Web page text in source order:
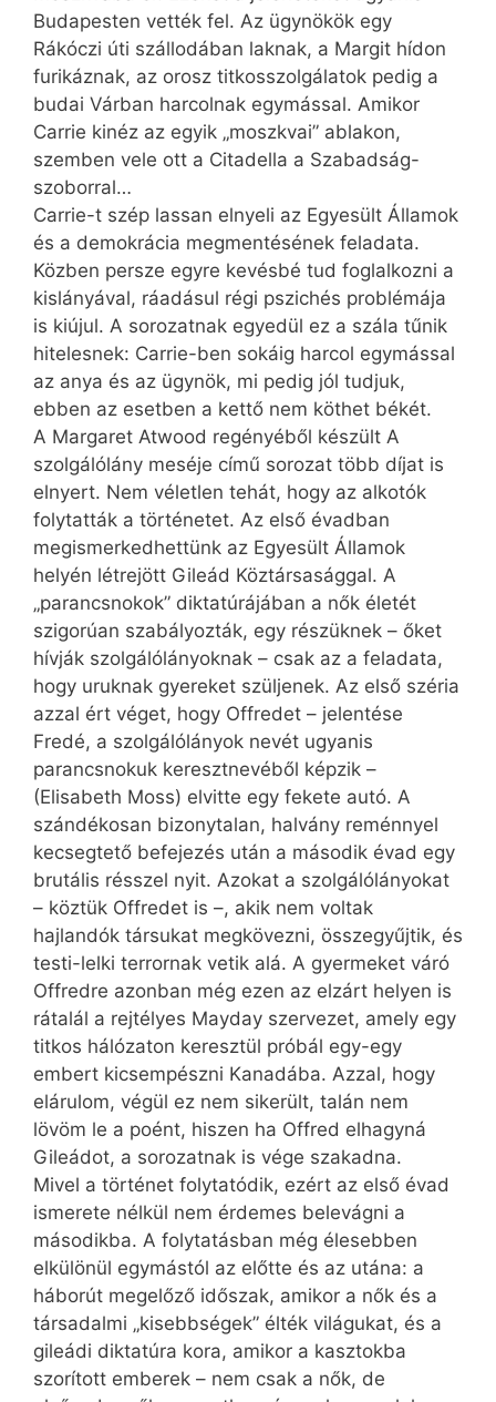
Budapesten vették fel. Az ügynökök egy
Rákóczi úti szállodában laknak, a Margit hídon
furikáznak, az orosz titkosszolgálatok pedig a
budai Várban harcolnak egymással. Amikor
Carrie kinéz az egyik „moszkvai” ablakon,
szemben vele ott a Citadella a Szabadság-
szoborral…
Carrie-t szép lassan elnyeli az Egyesült Államok
és a demokrácia megmentésének feladata.
Közben persze egyre kevésbé tud foglalkozni a
kislányával, ráadásul régi pszichés problémája
is kiújul. A sorozatnak egyedül ez a szála tűnik
hitelesnek: Carrie-ben sokáig harcol egymással
az anya és az ügynök, mi pedig jól tudjuk,
ebben az esetben a kettő nem köthet békét.
A Margaret Atwood regényéből készült A
szolgálólány meséje című sorozat több díjat is
elnyert. Nem véletlen tehát, hogy az alkotók
folytatták a történetet. Az első évadban
megismerkedhettünk az Egyesült Államok
helyén létrejött Gileád Köztársasággal. A
„parancsnokok” diktatúrájában a nők életét
szigorúan szabályozták, egy részüknek – őket
hívják szolgálólányoknak – csak az a feladata,
hogy uruknak gyereket szüljenek. Az első széria
azzal ért véget, hogy Offredet – jelentése
Fredé, a szolgálólányok nevét ugyanis
parancsnokuk keresztnevéből képzik –
(Elisabeth Moss) elvitte egy fekete autó. A
szándékosan bizonytalan, halvány reménnyel
kecsegtető befejezés után a második évad egy
brutális résszel nyit. Azokat a szolgálólányokat
– köztük Offredet is –, akik nem voltak
hajlandók társukat megkövezni, összegyűjtik, és
testi-lelki terrornak vetik alá. A gyermeket váró
Offredre azonban még ezen az elzárt helyen is
rátalál a rejtélyes Mayday szervezet, amely egy
titkos hálózaton keresztül próbál egy-egy
embert kicsempészni Kanadába. Azzal, hogy
elárulom, végül ez nem sikerült, talán nem
lövöm le a poént, hiszen ha Offred elhagyná
Gileádot, a sorozatnak is vége szakadna.
Mivel a történet folytatódik, ezért az első évad
ismerete nélkül nem érdemes belevágni a
másodikba. A folytatásban még élesebben
elkülönül egymástól az előtte és az utána: a
háborút megelőző időszak, amikor a nők és a
társadalmi „kisebbségek” élték világukat, és a
gileádi diktatúra kora, amikor a kasztokba
szorított emberek – nem csak a nők, de